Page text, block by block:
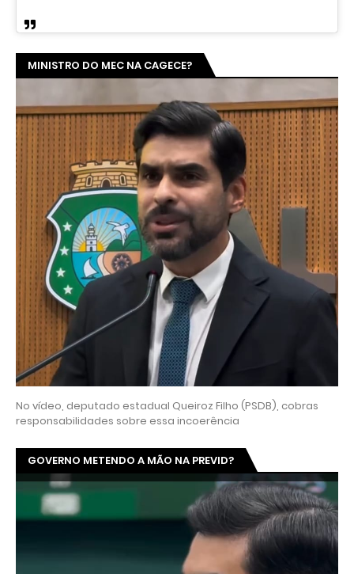
MINISTRO DO MEC NA CAGECE?
No vídeo, deputado estadual Queiroz Filho (PSDB), cobras
responsabilidades sobre essa incoerência
GOVERNO METENDO A MÃO NA PREVID?